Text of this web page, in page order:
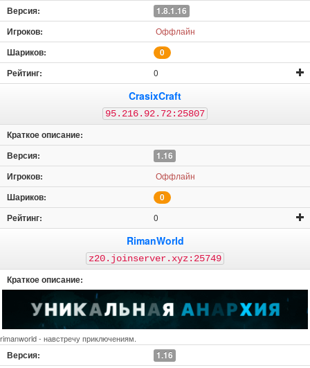
1.8.1.16
Оффлайн
0
0
CrasixCraft
95.216.92.72:25807
1.16
Оффлайн
0
0
RimanWorld
z20.joinserver.xyz:25749
rimanworld - навстречу приключениям.
1.16